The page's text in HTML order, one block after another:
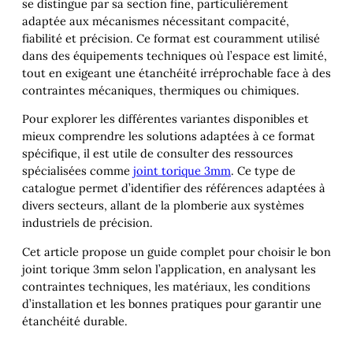
se distingue par sa section fine, particulièrement
adaptée aux mécanismes nécessitant compacité,
fiabilité et précision. Ce format est couramment utilisé
dans des équipements techniques où l’espace est limité,
tout en exigeant une étanchéité irréprochable face à des
contraintes mécaniques, thermiques ou chimiques.
Pour explorer les différentes variantes disponibles et
mieux comprendre les solutions adaptées à ce format
spécifique, il est utile de consulter des ressources
spécialisées comme joint torique 3mm. Ce type de
catalogue permet d’identifier des références adaptées à
divers secteurs, allant de la plomberie aux systèmes
industriels de précision.
Cet article propose un guide complet pour choisir le bon
joint torique 3mm selon l’application, en analysant les
contraintes techniques, les matériaux, les conditions
d’installation et les bonnes pratiques pour garantir une
étanchéité durable.